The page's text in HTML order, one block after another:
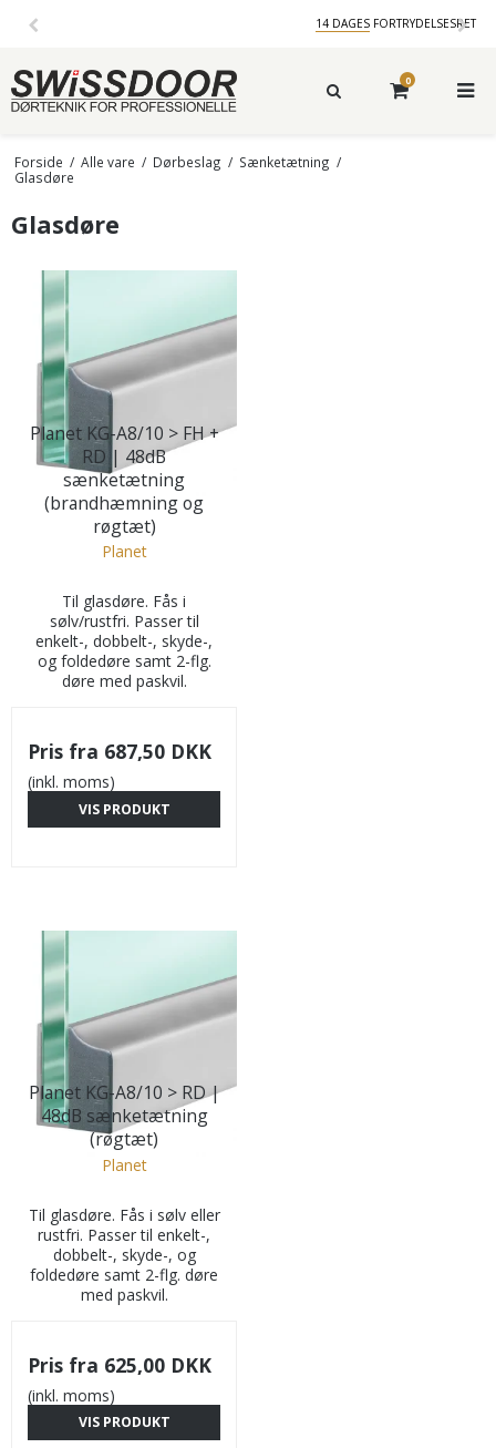
FORTRYDELSESRET
0
Forside / Alle vare / Dørbeslag / Sænketætning /
Glasdøre
Glasdøre
Planet KG-A8/10 > FH +
RD | 48dB
sænketætning
(brandhæmning og
røgtæt)
Planet
Til glasdøre. Fås i
sølv/rustfri. Passer til
enkelt-, dobbelt-, skyde-,
og foldedøre samt 2-flg.
døre med paskvil.
Pris fra 687,50 DKK
(inkl. moms)
VIS PRODUKT
Planet KG-A8/10 > RD |
48dB sænketætning
(røgtæt)
Planet
Til glasdøre. Fås i sølv eller
rustfri. Passer til enkelt-,
dobbelt-, skyde-, og
foldedøre samt 2-flg. døre
med paskvil.
Pris fra 625,00 DKK
(inkl. moms)
VIS PRODUKT